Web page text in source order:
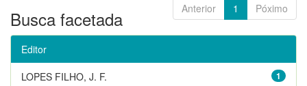
Anterior 1 Póximo
Busca facetada
Editor
1
LOPES FILHO, J. F.